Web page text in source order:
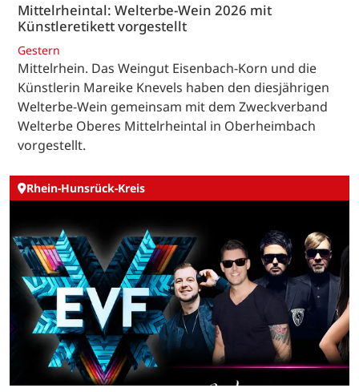
Mittelrheintal: Welterbe-Wein 2026 mit
Künstleretikett vorgestellt
Gestern
Mittelrhein. Das Weingut Eisenbach-Korn und die
Künstlerin Mareike Knevels haben den diesjährigen
Welterbe-Wein gemeinsam mit dem Zweckverband
Welterbe Oberes Mittelrheintal in Oberheimbach
vorgestellt.
Rhein-Hunsrück-Kreis